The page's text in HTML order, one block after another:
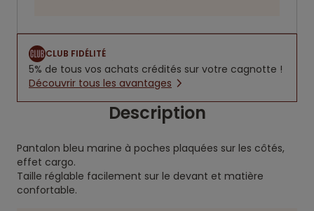
CLUB FIDÉLITÉ
5% de tous vos achats crédités sur votre cagnotte !
Découvrir tous les avantages
Description
Pantalon bleu marine à poches plaquées sur les côtés,
effet cargo.
Taille réglable facilement sur le devant et matière
confortable.